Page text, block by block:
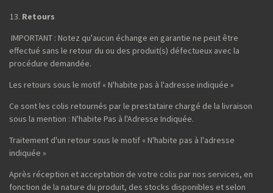
Retours
IMPORTANT : Notez qu'aucun échange en garantie ne peut être
effectué sans le retour du ou des produit(s) défectueux avec la
procédure demandée.
Les retours sous le motif « N'habite pas à l'adresse indiquée »
Ce sont les colis retournés par le prestataire chargé de la livraison
sous la mention : N'habite Pas à l'Adresse Indiquée.
Traitement d'un retour sous le motif « N'habite pas à l'adresse
indiquée »
Après réception et acceptation de votre colis par nos services, en
fonction de la nature du produit, des stocks disponibles et selon